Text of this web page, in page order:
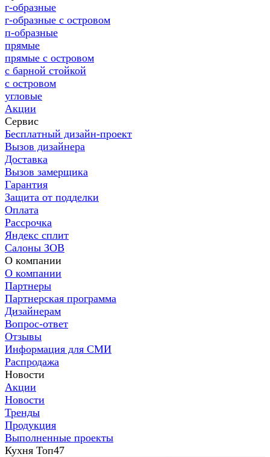
г-образные
г-образные с островом
п-образные
прямые
прямые с островом
с барной стойкой
с островом
угловые
Акции
Сервис
Бесплатный дизайн-проект
Вызов дизайнера
Доставка
Вызов замерщика
Гарантия
Защита от подделки
Оплата
Рассрочка
Яндекс сплит
Салоны ЗОВ
О компании
О компании
Партнеры
Партнерская программа
Дизайнерам
Вопрос-ответ
Отзывы
Информация для СМИ
Распродажа
Новости
Акции
Новости
Тренды
Продукция
Выполненные проекты
Кухня Топ47